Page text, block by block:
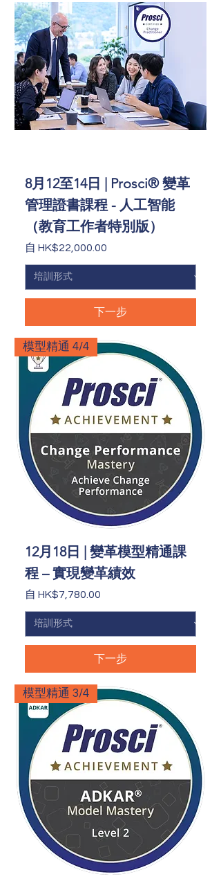
8月12至14日 | Prosci® 變革
管理證書課程 - 人工智能
（教育工作者特別版）
自 HK$22,000.00
促銷價格
下一步
模型精通 4/4
12月18日 | 變革模型精通課
程 – 實現變革績效
自 HK$7,780.00
促銷價格
下一步
模型精通 3/4